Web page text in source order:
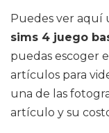
Puedes ver aquí
sims 4 juego
puedas escoger
artículos para
una de las
artículo y su